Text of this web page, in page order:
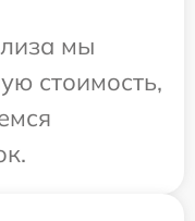
мы
стоимость,